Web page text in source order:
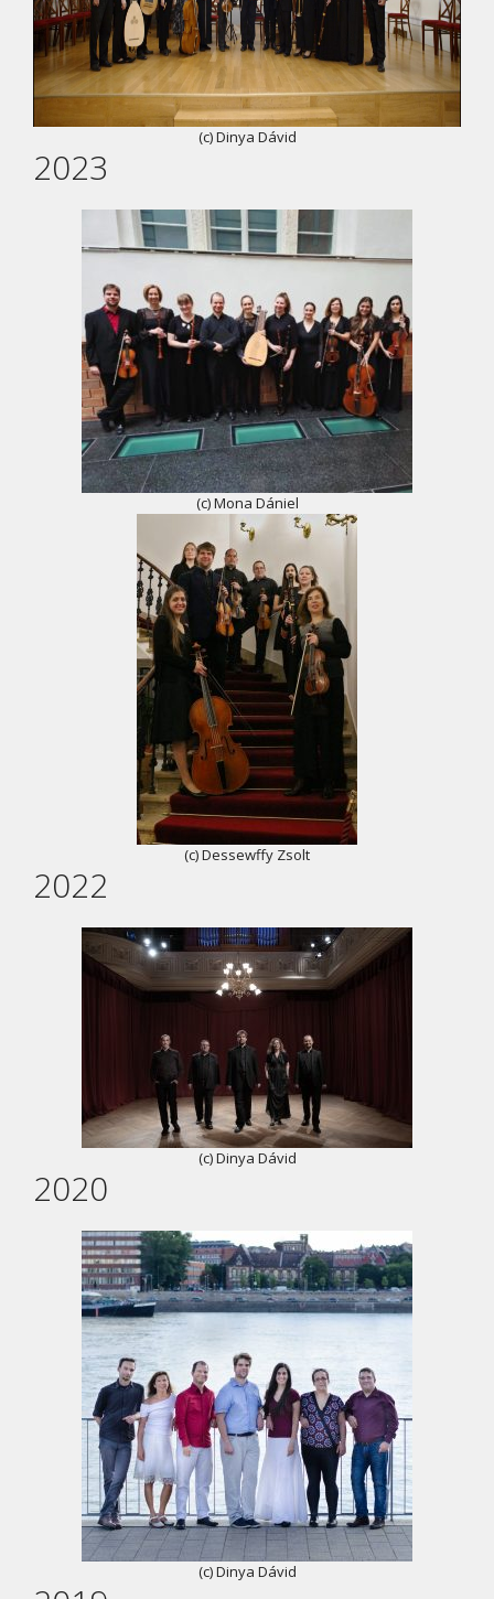
(c) Dinya Dávid
2023
(c) Mona Dániel
(c) Dessewffy Zsolt
2022
(c) Dinya Dávid
2020
(c) Dinya Dávid